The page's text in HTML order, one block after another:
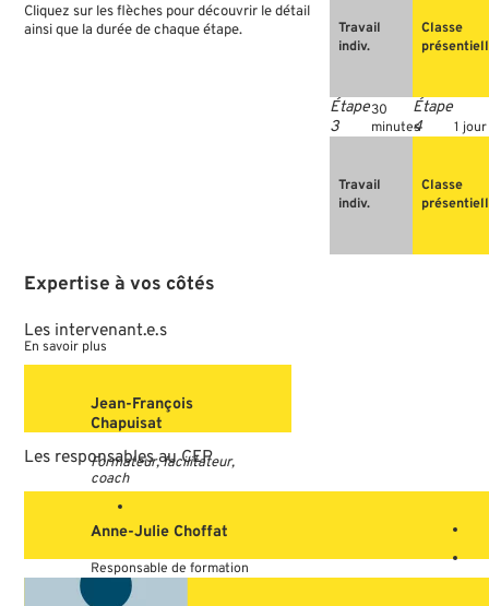
Cliquez sur les flèches pour découvrir le détail
ainsi que la durée de chaque étape.
Travail
indiv.
Classe
30
minutes
Travail
indiv.
1 jour
Classe
Expertise à vos côtés
Les intervenant.e.s
Jean-François
Chapuisat
Formateur, facilitateur,
coach
En savoir plus
Les responsables au CEP
Anne-Julie Choffat
Responsable de formation